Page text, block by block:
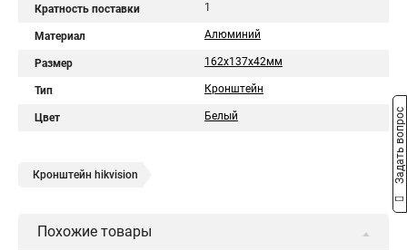
Кратность поставки 1
Материал Алюминий
Размер 162х137х42мм
Тип Кронштейн
Цвет Белый
Кронштейн hikvision
Похожие товары
Задать вопрос